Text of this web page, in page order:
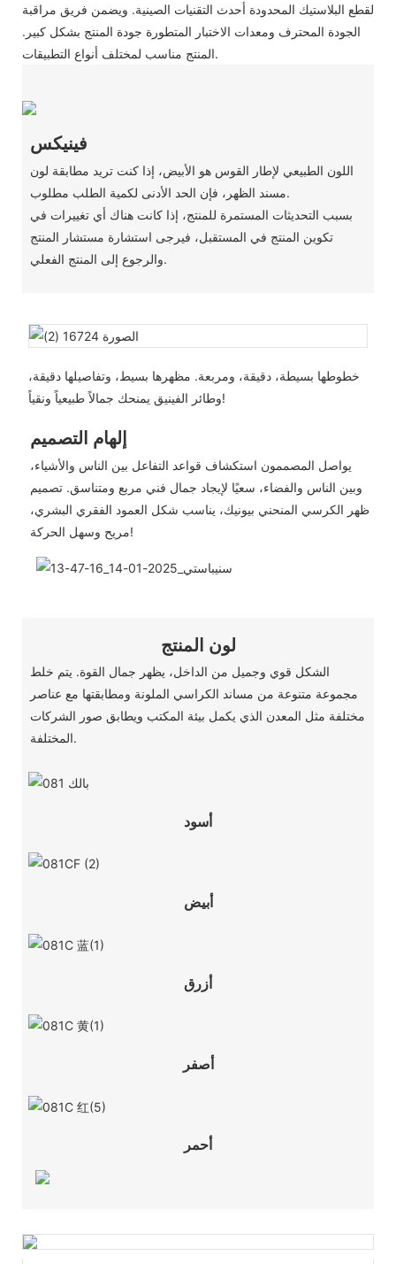
لقطع البلاستيك المحدودة أحدث التقنيات الصينية. ويضمن فريق مراقبة
الجودة المحترف ومعدات الاختبار المتطورة جودة المنتج بشكل كبير.
المنتج مناسب لمختلف أنواع التطبيقات.
فينيكس
اللون الطبيعي لإطار القوس هو الأبيض، إذا كنت تريد مطابقة لون
مسند الظهر، فإن الحد الأدنى لكمية الطلب مطلوب.
بسبب التحديثات المستمرة للمنتج، إذا كانت هناك أي تغييرات في
تكوين المنتج في المستقبل، فيرجى استشارة مستشار المنتج
والرجوع إلى المنتج الفعلي.
خطوطها بسيطة، دقيقة، ومربعة. مظهرها بسيط، وتفاصيلها دقيقة،
وطائر الفينيق يمنحك جمالاً طبيعياً ونقياً!
إلهام التصميم
يواصل المصممون استكشاف قواعد التفاعل بين الناس والأشياء،
وبين الناس والفضاء، سعيًا لإيجاد جمال فني مربع ومتناسق. تصميم
ظهر الكرسي المنحني بيونيك، يناسب شكل العمود الفقري البشري،
مريح وسهل الحركة!
لون المنتج
الشكل قوي وجميل من الداخل، يظهر جمال القوة. يتم خلط
مجموعة متنوعة من مساند الكراسي الملونة ومطابقتها مع عناصر
مختلفة مثل المعدن الذي يكمل بيئة المكتب ويطابق صور الشركات
المختلفة.
أسود
أبيض
أزرق
أصفر
أحمر